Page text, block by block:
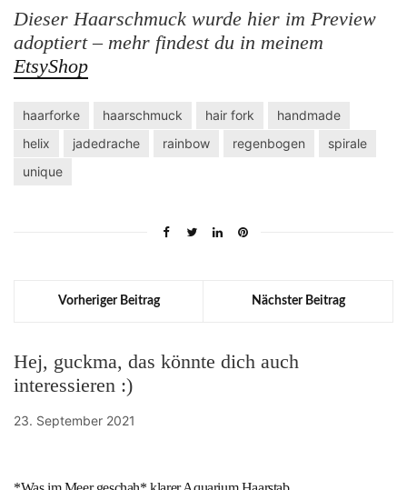
Dieser Haarschmuck wurde hier im Preview
adoptiert – mehr findest du in meinem
EtsyShop
haarforke haarschmuck hair fork
handmade
helix
jadedrache rainbow regenbogen
spirale
unique
Vorheriger Beitrag Nächster Beitrag
Hej, guckma, das könnte dich auch
interessieren :)
23. September 2021